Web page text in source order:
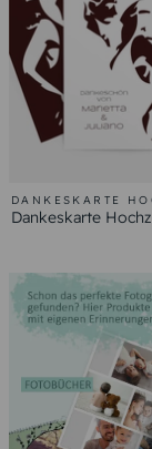
DANKESKARTE
Dankeskarte